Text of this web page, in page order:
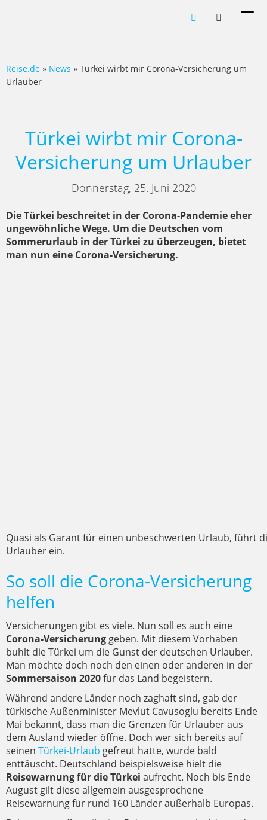
Reise.de » News » Türkei wirbt mir Corona-Versicherung um
Urlauber
Türkei wirbt mir Corona-
Versicherung um Urlauber
Donnerstag, 25. Juni 2020
Die Türkei beschreitet in der Corona-Pandemie eher
ungewöhnliche Wege. Um die Deutschen vom
Sommerurlaub in der Türkei zu überzeugen, bietet
man nun eine Corona-Versicherung.
Quasi als Garant für einen unbeschwerten Urlaub, führt
Urlauber ein.
So soll die Corona-Versicherung
helfen
Versicherungen gibt es viele. Nun soll es auch eine
Corona-Versicherung geben. Mit diesem Vorhaben
buhlt die Türkei um die Gunst der deutschen Urlauber.
Man möchte doch noch den einen oder anderen in der
Sommersaison 2020für das Land begeistern.
Während andere Länder noch zaghaft sind, gab der
türkische Außenminister Mevlut Cavusoglu bereits Ende
Mai bekannt, dass man die Grenzen für Urlauber aus
dem Ausland wieder öffne. Doch wer sich bereits auf
seinen Türkei-Urlaub gefreut hatte, wurde bald
enttäuscht. Deutschland beispielsweise hielt die
Reisewarnung für die Türkei aufrecht. Noch bis Ende
August gilt diese allgemein ausgesprochene
Reisewarnung für rund 160 Länder außerhalb Europas.